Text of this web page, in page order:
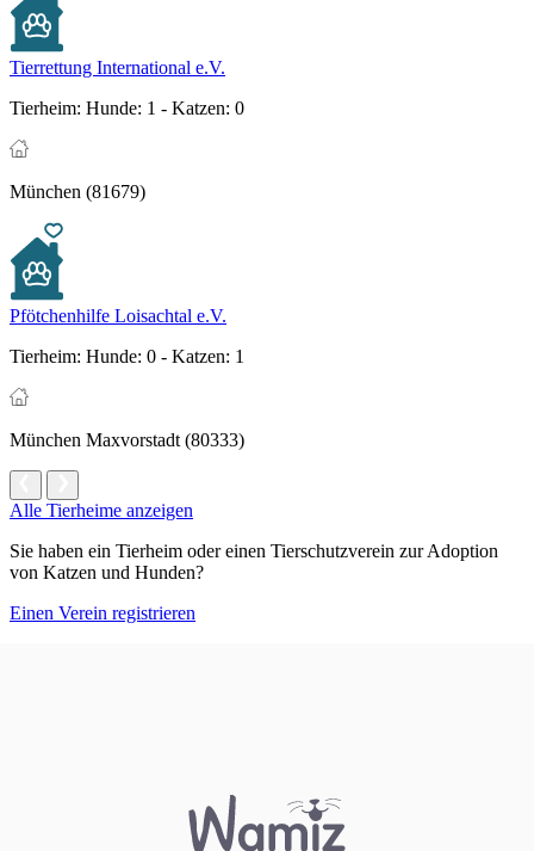
Tierrettung International e.V.
Tierheim: Hunde: 1 - Katzen: 0
München (81679)
Pfötchenhilfe Loisachtal e.V.
Tierheim: Hunde: 0 - Katzen: 1
München Maxvorstadt (80333)
Alle Tierheime anzeigen
Sie haben ein Tierheim oder einen Tierschutzverein zur Adoption
von Katzen und Hunden?
Einen Verein registrieren